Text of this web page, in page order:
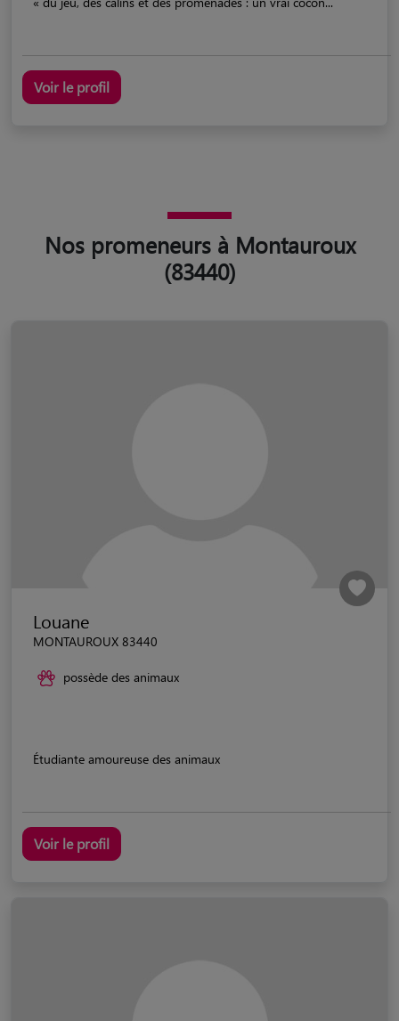
Voir le profil
Nos promeneurs à Montauroux
(83440)
Louane
MONTAUROUX 83440
possède des animaux
Étudiante amoureuse des animaux
Voir le profil